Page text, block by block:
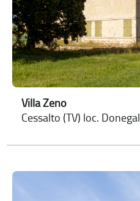
Villa Zeno
Cessalto (TV) loc. Donegal